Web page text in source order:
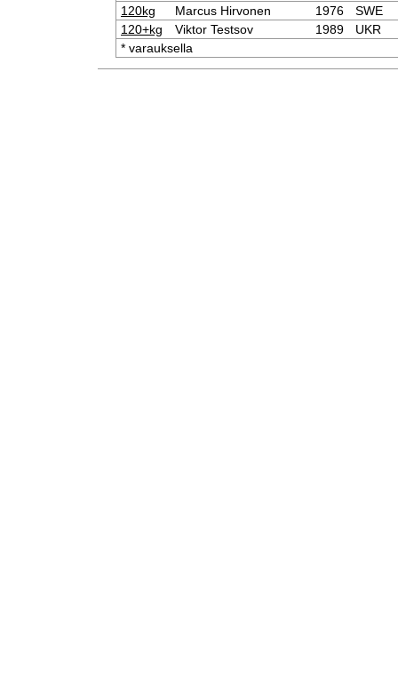
120kg
Marcus Hirvonen 1976
SWE
120+kg
Viktor Testsov 1989
UKR
* varauksella